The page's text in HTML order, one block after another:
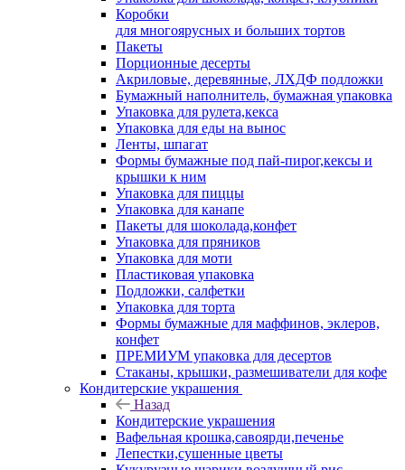
Коробки
для многоярусных и больших тортов
Пакеты
Порционные десерты
Акриловые, деревянные, ЛХДФ подложки
Бумажный наполнитель, бумажная упаковка
Упаковка для рулета,кекса
Упаковка для еды на вынос
Ленты, шпагат
Формы бумажные под пай-пирог,кексы и
крышки к ним
Упаковка для пиццы
Упаковка для канапе
Пакеты для шоколада,конфет
Упаковка для пряников
Упаковка для моти
Пластиковая упаковка
Подложки, салфетки
Упаковка для торта
Формы бумажные для маффинов, эклеров,
конфет
ПРЕМИУМ упаковка для десертов
Стаканы, крышки, размешиватели для кофе
Кондитерские украшения
Назад
Кондитерские украшения
Вафельная крошка,савоярди,печенье
Лепестки,сушенные цветы